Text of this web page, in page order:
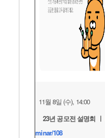
11월 8일 (수), 14:00
23년 공모전 설명회 ㅣ
minar/108